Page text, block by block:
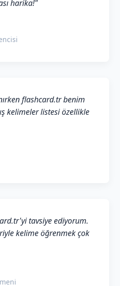
harika!"
flashcard.tr benim
kelimeler listesi özellikle
tavsiye ediyorum.
kelime öğrenmek çok